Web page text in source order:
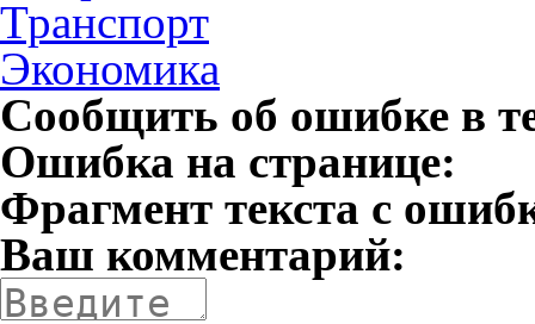
Транспорт
Экономика
Сообщить об ошибке в
Ошибка на странице:
Фрагмент текста с
Ваш комментарий: